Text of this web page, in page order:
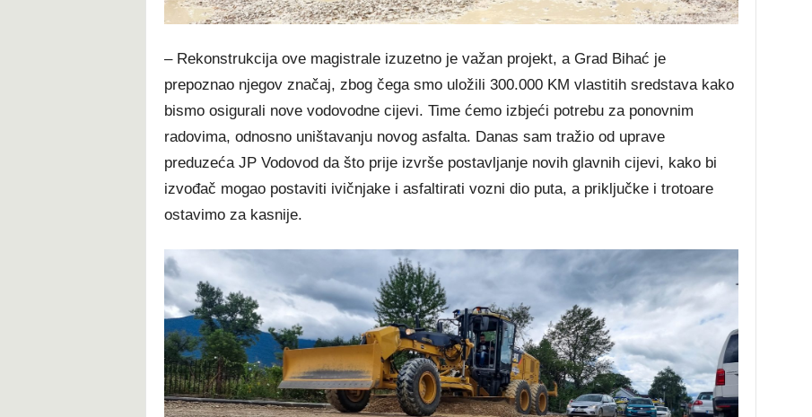
– Rekonstrukcija ove magistrale izuzetno je važan projekt, a Grad Bihać je
prepoznao njegov značaj, zbog čega smo uložili 300.000 KM vlastitih sredstava kako
bismo osigurali nove vodovodne cijevi. Time ćemo izbjeći potrebu za ponovnim
radovima, odnosno uništavanju novog asfalta. Danas sam tražio od uprave
preduzeća JP Vodovod da što prije izvrše postavljanje novih glavnih cijevi, kako bi
izvođač mogao postaviti ivičnjake i asfaltirati vozni dio puta, a priključke i trotoare
ostavimo za kasnije.